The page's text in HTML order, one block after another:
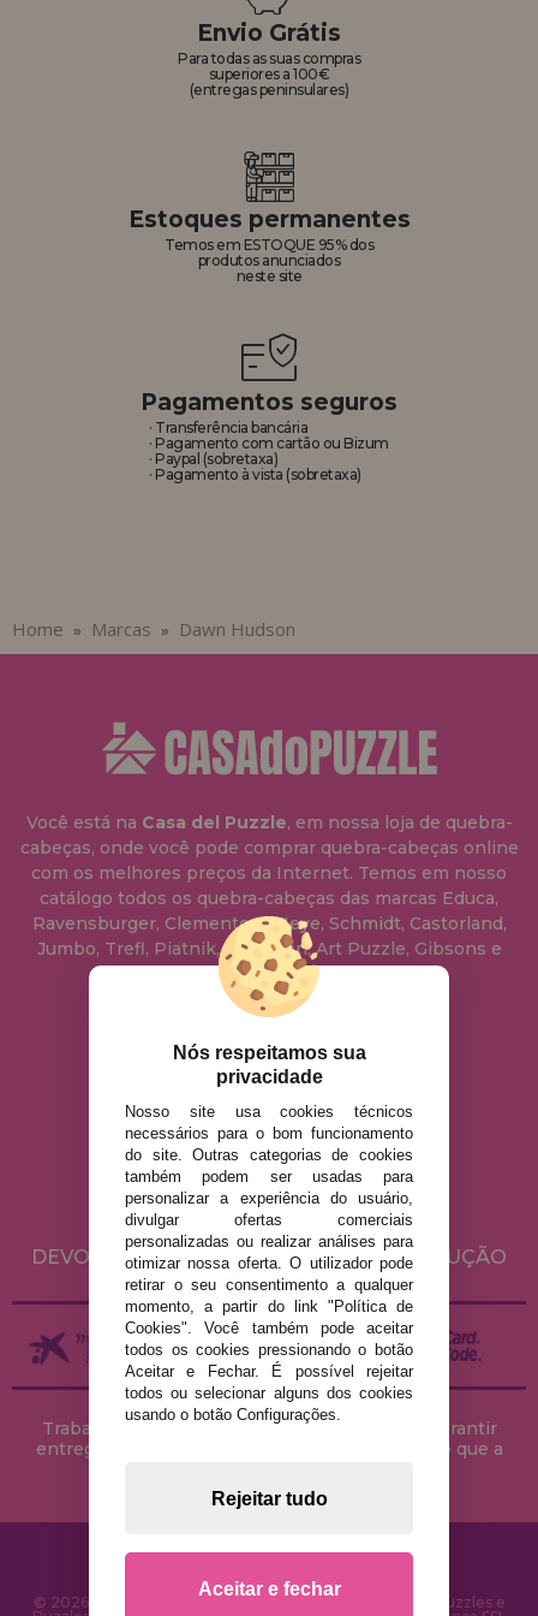
REGISTRO DE REVENDEDOR
Envio Grátis
Para todas as suas compras
superiores a 100€
(entregas peninsulares)
Estoques permanentes
Temos em ESTOQUE 95% dos
produtos anunciados
neste site
Pagamentos seguros
· Transferência bancária
· Pagamento com cartão ou Bizum
· Paypal (sobretaxa)
· Pagamento à vista (sobretaxa)
Home » Marcas » Dawn Hudson
Você está na Casa del Puzzle, em nossa loja de quebra-
cabeças, onde você pode comprar quebra-cabeças online
com os melhores preços da Internet. Temos em nosso
catálogo todos os quebra-cabeças das marcas Educa,
Ravensburger, Clementoni, Heye, Schmidt, Castorland,
Jumbo, Trefl, Piatnik, Anatolian, Art Puzzle, Gibsons e
muito mais.
info@casadopuzzle.pt
AVISO LEGAL
POLÍTICA DE PRIVACIDADE
POLÍTICA DE COOKIES
ENVIO E DEVOLUÇÕES
DEVOLUÇÕES / DIREITO DE LIVRE RESOLUÇÃO
Trabalhamos com stocks permanentes para garantir
entregas rápidas no território peninsular, desde que a
© 2026 CasaDoPuzzle.com - Loja Online para comprar Puzzles e
Nós respeitamos sua
privacidade
Nosso site usa cookies técnicos
necessários para o bom funcionamento
do site. Outras categorias de cookies
também podem ser usadas para
personalizar a experiência do usuário,
divulgar ofertas comerciais
personalizadas ou realizar análises para
otimizar nossa oferta. O utilizador pode
retirar o seu consentimento a qualquer
momento, a partir do link "Política de
Cookies". Você também pode aceitar
todos os cookies pressionando o botão
Aceitar e Fechar. É possível rejeitar
todos ou selecionar alguns dos cookies
usando o botão Configurações.
Rejeitar tudo
Aceitar e fechar